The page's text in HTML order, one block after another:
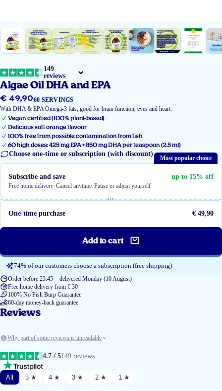
149
reviews
Algae Oil DHA and EPA
Regular
price
€ 49,9060 SERVINGS
With DHA & EPA Omega-3 fats, good for brain function, eyes and heart.
Vegan certified (100% plant-based)
Delicious soft orange flavour
100% free from possible contamination from fish
60 high doses: 425 mg EPA + 850 mg DHA per teaspoon (2.5 ml)
Choose one-time or subscription (with discount)
Most popular choice
Subscribe and save up to 15% off
Free home delivery·Cancel anytime·Pause or adjust yourself
or
One-time purchase
€ 49,90
Add to cart
74% of our customers choose a subscription (free shipping)
Order before 23:45 = delivered Monday (10 August)
Free home delivery from € 30
100% No Fish Burp Guarantee
60-day money-back guarantee
Reviews
Why part of some reviews is unreadable
4.7 / 5149 reviews
All 5 ★ 4 ★ 3 ★ 2 ★ 1 ★